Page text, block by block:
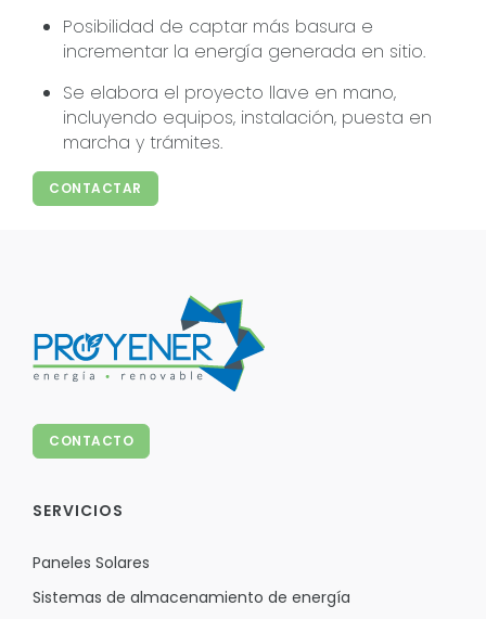
Posibilidad de captar más basura e
incrementar la energía generada en sitio.
Se elabora el proyecto llave en mano,
incluyendo equipos, instalación, puesta en
marcha y trámites.
CONTACTAR
CONTACTO
SERVICIOS
Paneles Solares
Sistemas de almacenamiento de energía